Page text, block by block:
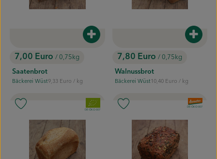
7,00 Euro / 0,75kg
Saatenbrot
Bäckerei Wüst, Referenzpreis:
9,33 Euro / kg
Produkt zum Warenkorb hinzufügen
7,80 Euro / 0,75kg
Walnussbrot
Bäckerei Wüst, Referenzpreis:
10,40 Euro / kg
, Verband:
, Kontrollstelle:
DE-ÖKO-007
Produkt zu Favouriten hinzufügen
, Verband:
, Kontrollstelle:
DE-ÖKO-007
Produkt zu Favouriten hinzufügen